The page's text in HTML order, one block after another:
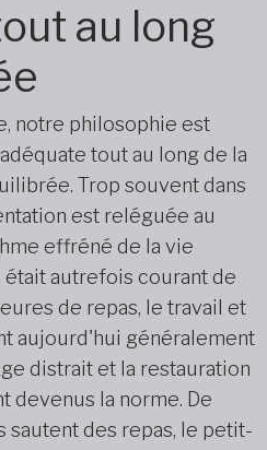
au long
notre philosophie est
tout au long de la
Trop souvent dans
est reléguée au
effréné de la vie
autrefois courant de
de repas, le travail et
aujourd'hui généralement
distrait et la restauration
devenus la norme. De
sautent des repas, le petit-